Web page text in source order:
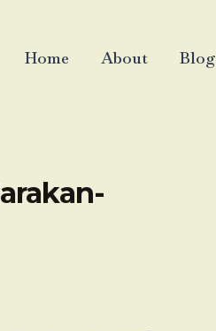
Home About Blog